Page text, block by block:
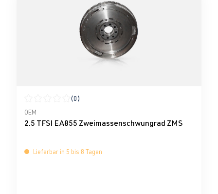
Durchschnittliche Bewertung von 0 von 5 Sternen
(0)
OEM
2.5 TFSI EA855 Zweimassenschwungrad ZMS
Lieferbar in 5 bis 8 Tagen